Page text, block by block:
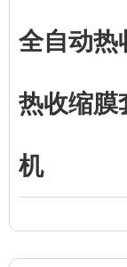
全自动
热收缩膜
机